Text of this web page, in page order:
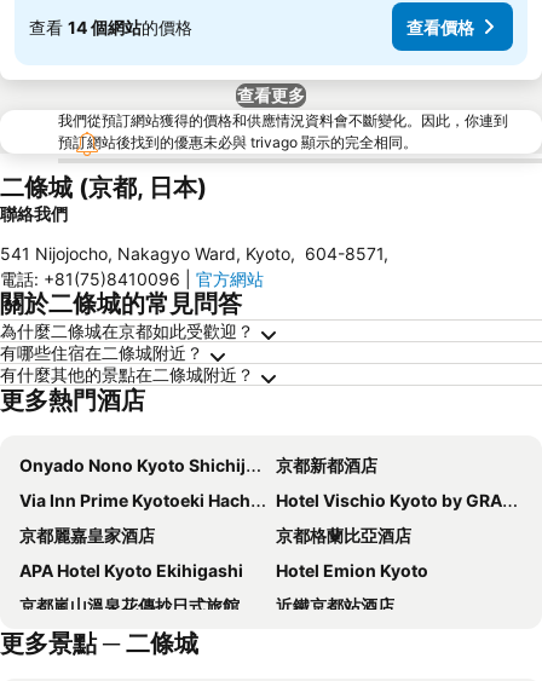
查看 14 個網站的價格 查看價格
查看更多
我們從預訂網站獲得的價格和供應情況資料會不斷變化。因此，你連到
預訂網站後找到的優惠未必與 trivago 顯示的完全相同。
二條城 (京都, 日本)
聯絡我們
541 Nijojocho, Nakagyo Ward, Kyoto, 604-8571,
電話: +81(75)8410096 官方網站
關於二條城的常見問答
為什麼二條城在京都如此受歡迎？
有哪些住宿在二條城附近？
有什麼其他的景點在二條城附近？
更多熱門酒店
Onyado Nono Kyoto Shichijo Natural Hot Spring
京都新都酒店
Via Inn Prime Kyotoeki Hachijoguchi
Hotel Vischio Kyoto by GRANVIA
京都麗嘉皇家酒店
京都格蘭比亞酒店
APA Hotel Kyoto Ekihigashi
Hotel Emion Kyoto
京都嵐山溫泉花傳抄日式旅館
近鐵京都站酒店
Dormy Inn Premium Kyoto Ekimae Natural Hot Spring
更多景點 ─ 二條城